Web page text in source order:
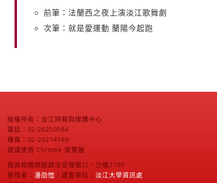
前筆：法蘭西之夜上演淡江歌舞劇
次筆：就是愛運動 蘭陽今起跑
版權所有：淡江時報與媒體中心
電話：02-26250584
傳真：02-26214169
建議使用 Chrome 瀏覽器
個資相關問題請洽受理窗口，分機2799
管理者： 潘劭愷 / 建置單位： 淡江大學資訊處